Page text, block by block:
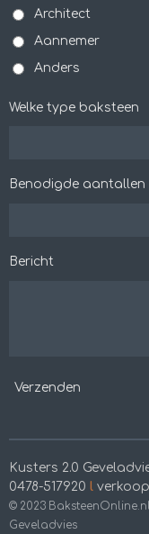
Architect
Aannemer
Anders
Welke type baksteen
Benodigde aantallen
Bericht
Verzenden
Kusters 2.0
0478-517920 l
© 2023
Geveladvies